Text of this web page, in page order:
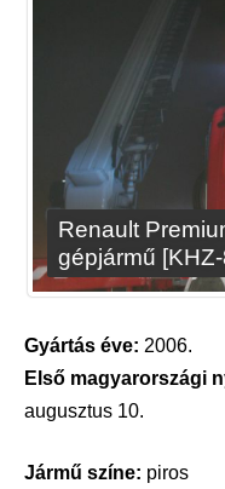
Renault
gépjármű
Gyártás éve: 2006.
Első magyarországi
augusztus 10.
Jármű színe: piros